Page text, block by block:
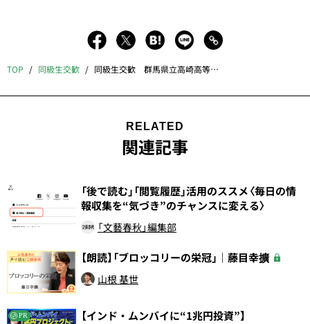
TOP 同級生交歓 同級生交歓 群馬県立高崎高等学校 昭和57年卒
RELATED
関連記事
「後で読む」「閲覧履歴」活用のススメ〈毎日の情
報収集を“気づき”のチャンスに変える〉
「文藝春秋」編集部
【朗読】「ブロッコリーの栄冠」｜藤目幸擴
山根 基世
PR 【インド・ムンバイに“1兆円投資”】